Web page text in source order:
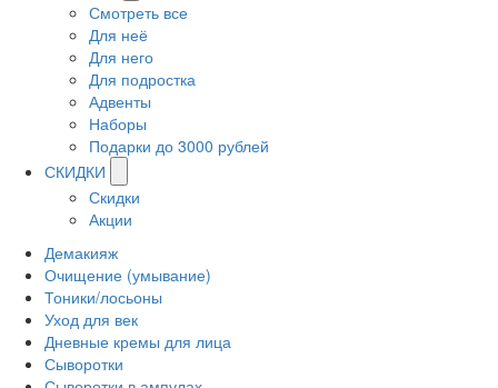
Смотреть все
Для неё
Для него
Для подростка
Адвенты
Наборы
Подарки до 3000 рублей
СКИДКИ
Скидки
Акции
Демакияж
Очищение (умывание)
Тоники/лосьоны
Уход для век
Дневные кремы для лица
Сыворотки